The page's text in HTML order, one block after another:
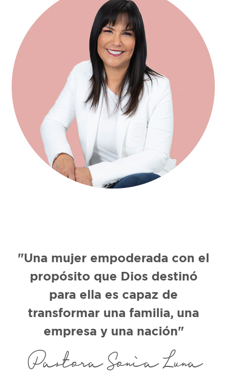
"Una mujer empoderada con el
propósito que Dios destinó
para ella es capaz de
transformar una familia, una
empresa y una nación"
Pastora Sonia Luna